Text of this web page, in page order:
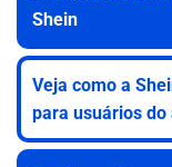
Shein
Veja como a
para usuários do